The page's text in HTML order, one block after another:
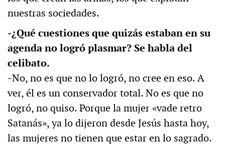
nuestras sociedades.
‒¿Qué cuestiones que quizás estaban en su
agenda no logró plasmar? Se habla del
celibato.
‒No, no es que no lo logró, no cree en eso. A
ver, él es un conservador total. No es que no
logró, no quiso. Porque la mujer «vade retro
Satanás», ya lo dijeron desde Jesús hasta hoy,
las mujeres no tienen que estar en lo sagrado.